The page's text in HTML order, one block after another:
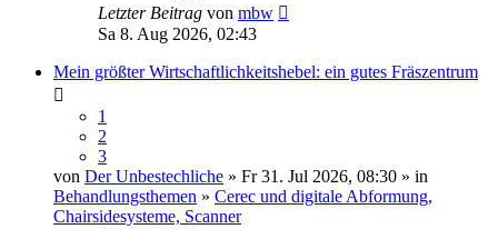
Letzter Beitrag von mbw
Sa 8. Aug 2026, 02:43
Mein größter Wirtschaftlichkeitshebel: ein gutes Fräszentrum
1
2
3
von Der Unbestechliche » Fr 31. Jul 2026, 08:30 » in
Behandlungsthemen » Cerec und digitale Abformung,
Chairsidesysteme, Scanner